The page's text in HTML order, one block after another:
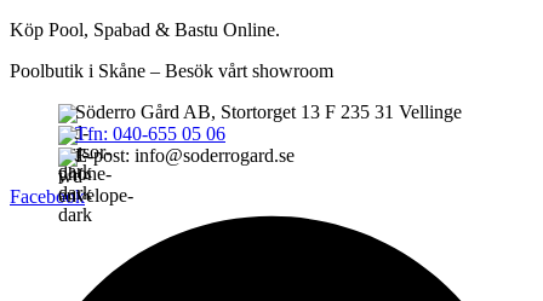
Köp Pool, Spabad & Bastu Online.
Poolbutik i Skåne – Besök vårt showroom
Söderro Gård AB, Stortorget 13 F 235 31 Vellinge
Tfn: 040-655 05 06
E-post: info@soderrogard.se
Facebook